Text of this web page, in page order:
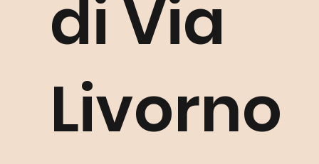
di Via
Livorno